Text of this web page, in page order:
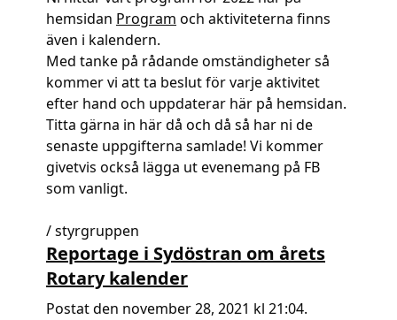
hemsidan Program och aktiviteterna finns
även i kalendern.
Med tanke på rådande omständigheter så
kommer vi att ta beslut för varje aktivitet
efter hand och uppdaterar här på hemsidan.
Titta gärna in här då och då så har ni de
senaste uppgifterna samlade! Vi kommer
givetvis också lägga ut evenemang på FB
som vanligt.
/ styrgruppen
Reportage i Sydöstran om årets
Rotary kalender
Postat den november 28, 2021 kl 21:04.